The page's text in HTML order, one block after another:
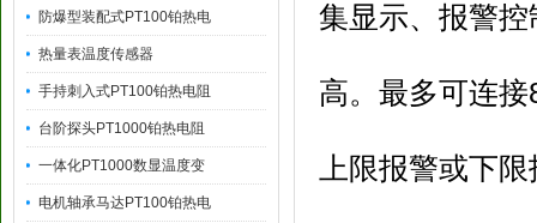
防爆型装配式PT100铂热电
热量表温度传感器
手持刺入式PT100铂热电阻
台阶探头PT1000铂热电阻
一体化PT1000数显温度变
电机轴承马达PT100铂热电
集显示、报警
高。最多可连
上限报警或下